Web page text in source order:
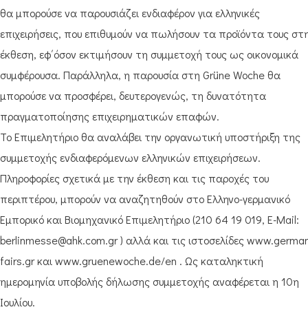
θα μπορούσε να παρουσιάζει ενδιαφέρον για ελληνικές
επιχειρήσεις, που επιθυμούν να πωλήσουν τα προϊόντα τους
έκθεση, εφ΄όσον εκτιμήσουν τη συμμετοχή τους ως οικονομικά
συμφέρουσα. Παράλληλα, η παρουσία στη Grüne Woche θα
μπορούσε να προσφέρει, δευτερογενώς, τη δυνατότητα
πραγματοποίησης επιχειρηματικών επαφών.
Το Επιμελητήριο θα αναλάβει την οργανωτική υποστήριξη της
συμμετοχής ενδιαφερόμενων ελληνικών επιχειρήσεων.
Πληροφορίες σχετικά με την έκθεση και τις παροχές του
περιπτέρου, μπορούν να αναζητηθούν στο Ελληνο-γερμανικό
Εμπορικό και Βιομηχανικό Επιμελητήριο (210 64 19 019, E-Mail:
berlinmesse@ahk.com.gr ) αλλά και τις ιστοσελίδες
fairs.gr και www.gruenewoche.de/en . Ως καταληκτική
ημερομηνία υποβολής δήλωσης συμμετοχής αναφέρεται η 10η
Ιουλίου.